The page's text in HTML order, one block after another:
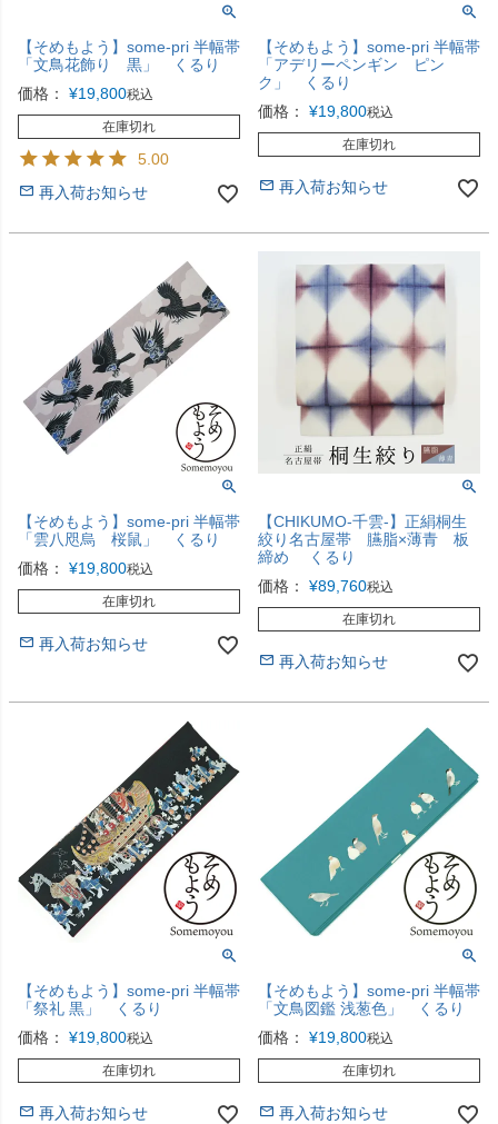
【そめもよう】some-pri 半幅帯
「文鳥花飾り 黒」 くるり
価格：
¥19,800税込
在庫切れ
5.00
再入荷お知らせ
【そめもよう】some-pri 半幅帯
「アデリーペンギン ピン
ク」 くるり
価格：
¥19,800税込
在庫切れ
再入荷お知らせ
【そめもよう】some-pri 半幅帯
「雲八咫烏 桜鼠」 くるり
価格：
¥19,800税込
在庫切れ
再入荷お知らせ
【CHIKUMO-千雲-】正絹桐生
絞り名古屋帯 臙脂×薄青 板
締め くるり
価格：
¥89,760税込
在庫切れ
再入荷お知らせ
【そめもよう】some-pri 半幅帯
「祭礼 黒」 くるり
価格：
¥19,800税込
在庫切れ
再入荷お知らせ
【そめもよう】some-pri 半幅帯
「文鳥図鑑 浅葱色」 くるり
価格：
¥19,800税込
在庫切れ
再入荷お知らせ